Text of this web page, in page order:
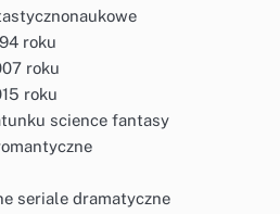
roku
roku
roku
science fantasy
seriale dramatyczne